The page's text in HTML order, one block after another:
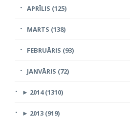
APRĪLIS (125)
MARTS (138)
FEBRUĀRIS (93)
JANVĀRIS (72)
► 2014 (1310)
► 2013 (919)